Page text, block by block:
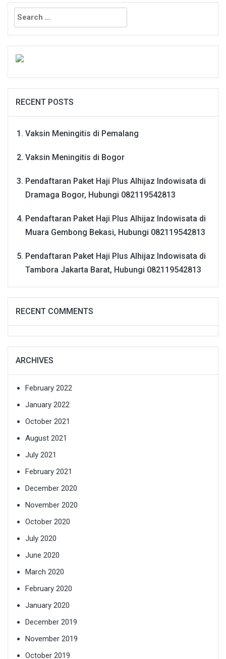
Search
for:
RECENT POSTS
Vaksin Meningitis di Pemalang
Vaksin Meningitis di Bogor
Pendaftaran Paket Haji Plus Alhijaz Indowisata di
Dramaga Bogor, Hubungi 082119542813
Pendaftaran Paket Haji Plus Alhijaz Indowisata di
Muara Gembong Bekasi, Hubungi 082119542813
Pendaftaran Paket Haji Plus Alhijaz Indowisata di
Tambora Jakarta Barat, Hubungi 082119542813
RECENT COMMENTS
ARCHIVES
February 2022
January 2022
October 2021
August 2021
July 2021
February 2021
December 2020
November 2020
October 2020
July 2020
June 2020
March 2020
February 2020
January 2020
December 2019
November 2019
October 2019